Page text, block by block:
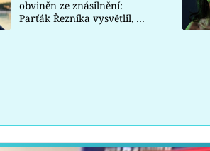
obviněn ze znásilnění:
Parťák Řezníka vysvětlil, co